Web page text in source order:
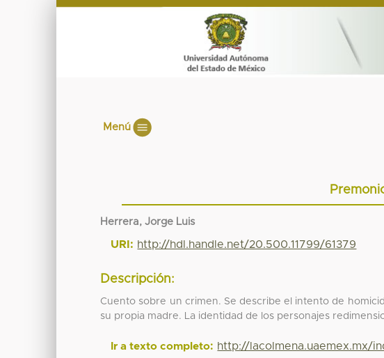
Menú
Herrera, Jorge Luis
URI: http://hdl.handle.net/20.500.11799/61379
Descripción:
Cuento sobre un crimen. Se describe el intento de
su propia madre. La identidad de los personajes
Ir a texto completo: http://lacolmena.uaemex.mx/